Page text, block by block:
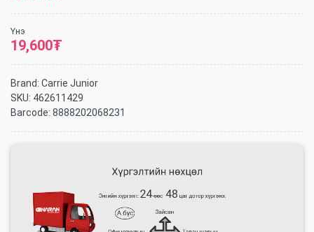
Үнэ
19,600₮
Brand: Carrie Junior
SKU: 462611429
Barcode: 8888202068231